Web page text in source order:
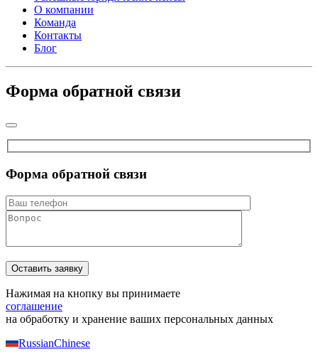
О компании
Команда
Контакты
Блог
Форма обратной связи
Форма обратной связи
Нажимая на кнопку вы принимаете
соглашение
на обработку и хранение ваших персональных данных
RussianChinese